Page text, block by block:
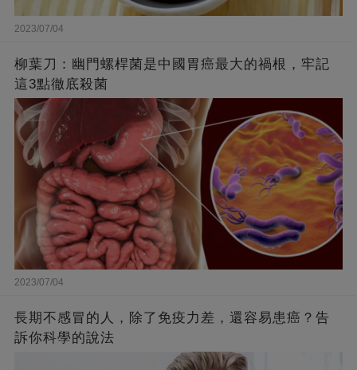
2023/07/04
柳葉刀：幽門螺桿菌是中國胃癌最大的禍根，牢記
這3點徹底殺菌
2023/07/04
長期不感冒的人，除了免疫力差，還容易患癌？告
訴你科學的說法